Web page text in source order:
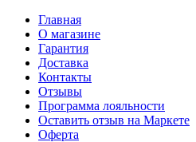
Главная
О магазине
Гарантия
Доставка
Контакты
Отзывы
Программа лояльности
Оставить отзыв на Маркете
Оферта